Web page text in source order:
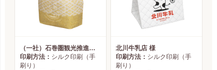
（一社）石巻圏観光推進機構様
印刷方法： シルク印刷（手
刷り）
北川牛乳店 様
印刷方法： シルク印刷（手
刷り）